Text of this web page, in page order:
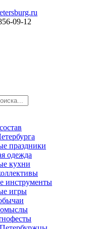
09-12
праздники
одежда
кухни
инструменты
игры